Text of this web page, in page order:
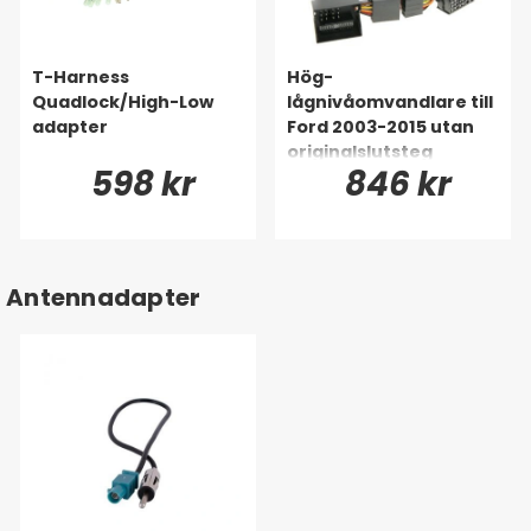
T-Harness
Quadlock/High-Low
adapter
598 kr
Hög-
lågnivåomvandlare till
Ford 2003-2015 utan
originalslutsteg
846 kr
Antennadapter